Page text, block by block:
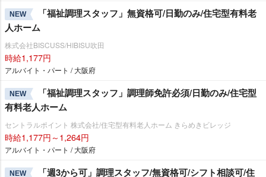
NEW
「福祉調理スタッフ」無資格可/日勤のみ/住宅型有料老
人ホーム
株式会社BISCUSS/HIBISU吹田
時給1,177円
アルバイト・パート / 大阪府
NEW
「福祉調理スタッフ」調理師免許必須/日勤のみ/住宅型
有料老人ホーム
セントラルポイント 株式会社/住宅型有料老人ホーム きらめきビレッジ
時給1,177円～1,264円
アルバイト・パート / 大阪府
NEW
「週3から可」調理スタッフ/無資格可/シフト相談可/住